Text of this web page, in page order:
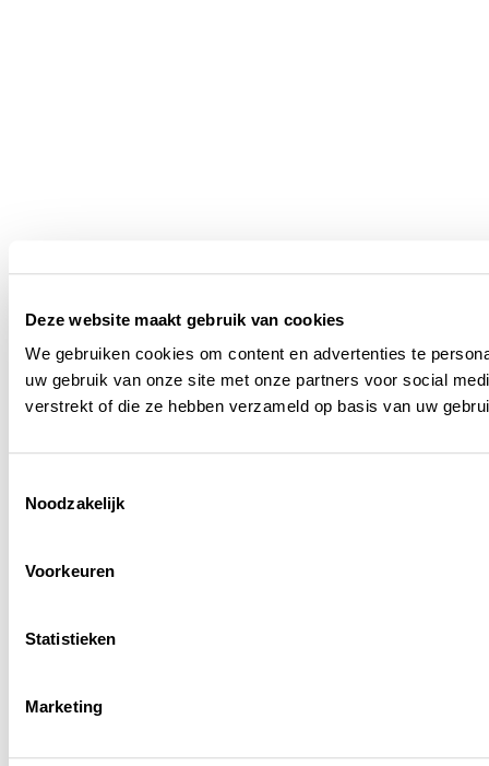
Deze website maakt gebruik van cookies
We gebruiken cookies om content en advertenties te
uw gebruik van onze site met onze partners voor social
verstrekt of die ze hebben verzameld op basis van uw
Noodzakelijk
Voorkeuren
Statistieken
Marketing